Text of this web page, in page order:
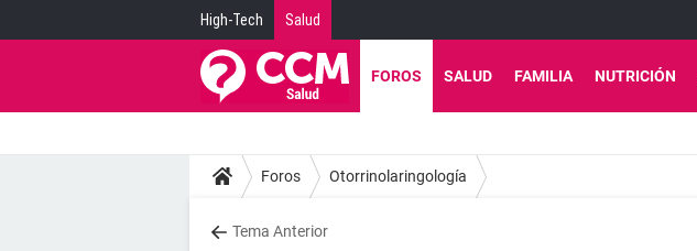
High-Tech Salud
FOROS SALUD FAMILIA NUTRICIÓN
Foros Otorrinolaringología
Tema Anterior